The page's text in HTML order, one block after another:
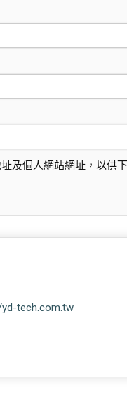
及個人網站網址，以供
tech.com.tw